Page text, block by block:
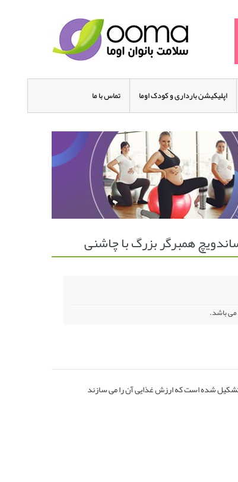
اپلیکیشن بارداری و کودک اوما تماس با ما
همبرگر بزرگ با چاشنی
شده است که ارزش غذایی آن را می سازند